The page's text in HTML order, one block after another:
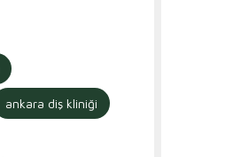
ankara diş kliniği